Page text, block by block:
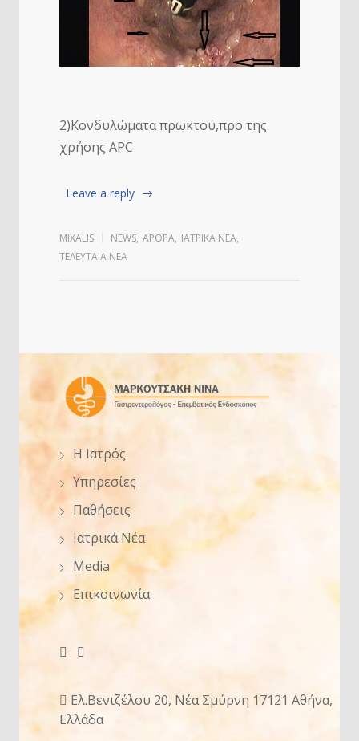
2)Κονδυλώματα πρωκτού,προ της
χρήσης APC
Leave a reply
MIXALIS NEWS, ΑΡΘΡΑ, ΙΑΤΡΙΚΆ ΝΈΑ,
ΤΕΛΕΥΤΑΙΑ ΝΕΑ
Η Ιατρός
Υπηρεσίες
Παθήσεις
Ιατρικά Νέα
Media
Επικοινωνία
Ελ.Βενιζέλου 20, Νέα Σμύρνη 17121 Αθήνα,
Ελλάδα